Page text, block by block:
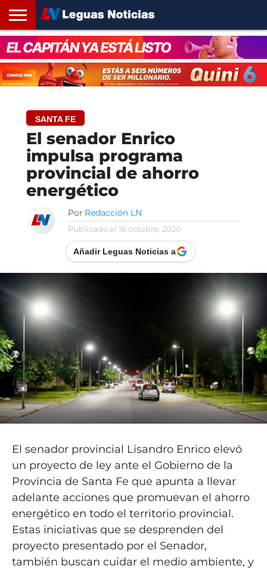
INICIO
SANTA
FE
ROSARIO24
REGIONES
ARGENTINA
OPINIÓN
CONTACTO
SANTA FE
El senador Enrico
impulsa programa
provincial de ahorro
energético
Por Redacción LN
Publicado el 16 octubre, 2020
Añadir Leguas Noticias a
El senador provincial Lisandro Enrico elevó
un proyecto de ley ante el Gobierno de la
Provincia de Santa Fe que apunta a llevar
adelante acciones que promuevan el ahorro
energético en todo el territorio provincial.
Estas iniciativas que se desprenden del
proyecto presentado por el Senador,
también buscan cuidar el medio ambiente, y